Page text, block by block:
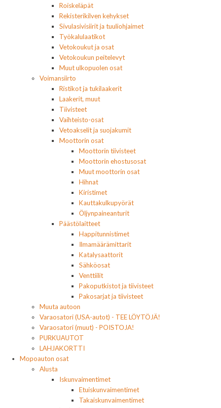
Roiskeläpät
Rekisterikilven kehykset
Sivulasivisiirit ja tuuliohjaimet
Työkalulaatikot
Vetokoukut ja osat
Vetokoukun peitelevyt
Muut ulkopuolen osat
Voimansiirto
Ristikot ja tukilaakerit
Laakerit, muut
Tiivisteet
Vaihteisto-osat
Vetoakselit ja suojakumit
Moottorin osat
Moottorin tiivisteet
Moottorin ehostusosat
Muut moottorin osat
Hihnat
Kiristimet
Kauttakulkupyörät
Öljynpaineanturit
Päästölaitteet
Happitunnistimet
Ilmamäärämittarit
Katalysaattorit
Sähköosat
Venttiilit
Pakoputkistot ja tiivisteet
Pakosarjat ja tiivisteet
Muuta autoon
Varaosatori (USA-autot) - TEE LÖYTÖJÄ!
Varaosatori (muut) - POISTOJA!
PURKUAUTOT
LAHJAKORTTI
Mopoauton osat
Alusta
Iskunvaimentimet
Etuiskunvaimentimet
Takaiskunvaimentimet